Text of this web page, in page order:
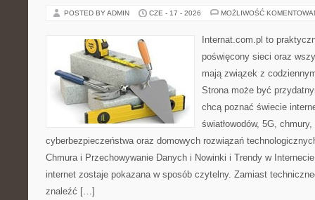
POSTED BY ADMIN CZE - 17 - 2026 MOŻLIWOŚĆ
Internat.com.pl to
poświęcony sieci oraz
mają związek z
Strona może być
chcą poznać świecie
światłowodów, 5G,
cyberbezpieczeństwa oraz domowych rozwiązań
Chmura i Przechowywanie Danych i Nowinki i Trendy w
internet zostaje pokazana w sposób czytelny. Zamiast
znaleźć […]